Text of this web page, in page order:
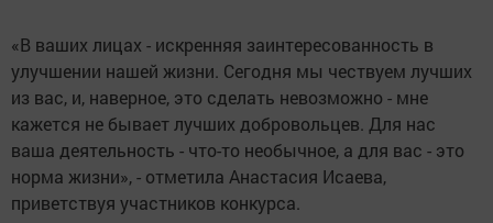
«В ваших лицах - искренняя заинтересованность в
улучшении нашей жизни. Сегодня мы чествуем лучших
из вас, и, наверное, это сделать невозможно - мне
кажется не бывает лучших добровольцев. Для нас
ваша деятельность - что-то необычное, а для вас - это
норма жизни», - отметила Анастасия Исаева,
приветствуя участников конкурса.